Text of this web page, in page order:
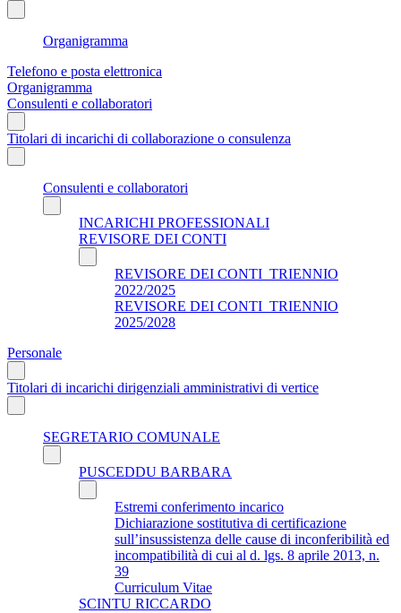
Organigramma
Telefono e posta elettronica
Organigramma
Consulenti e collaboratori
Titolari di incarichi di collaborazione o consulenza
Consulenti e collaboratori
INCARICHI PROFESSIONALI
REVISORE DEI CONTI
REVISORE DEI CONTI_TRIENNIO
2022/2025
REVISORE DEI CONTI_TRIENNIO
2025/2028
Personale
Titolari di incarichi dirigenziali amministrativi di vertice
SEGRETARIO COMUNALE
PUSCEDDU BARBARA
Estremi conferimento incarico
Dichiarazione sostitutiva di certificazione
sull’insussistenza delle cause di inconferibilità ed
incompatibilità di cui al d. lgs. 8 aprile 2013, n.
39
Curriculum Vitae
SCINTU RICCARDO